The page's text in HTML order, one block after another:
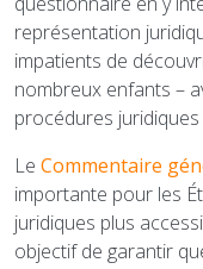
représentation
impatients de
nombreux enfants –
procédures
Le Commentaire
importante pour les
juridiques plus
objectif de garantir